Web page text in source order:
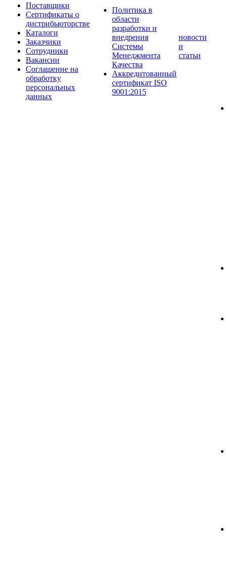
Поставщики
Сертификаты о
дистрибьюторстве
Каталоги
Заказчики
Сотрудники
Вакансии
Соглашение на
обработку
персональных
данных
Политика в
области
разработки и
внедрения
Системы
Менеджмента
Качества
Аккредитованный
сертификат ISO
9001:2015
новости
и
статьи